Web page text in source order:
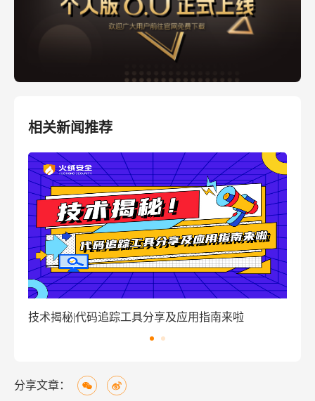
相关新闻推荐
窃密病毒伪装Windows激活程序 盗取用户资金
分享文章：